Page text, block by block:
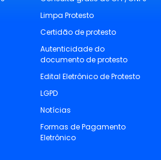
Limpa Protesto
Certidão de protesto
Autenticidade do
documento de protesto
Edital Eletrônico de Protesto
LGPD
Notícias
Formas de Pagamento
Eletrônico